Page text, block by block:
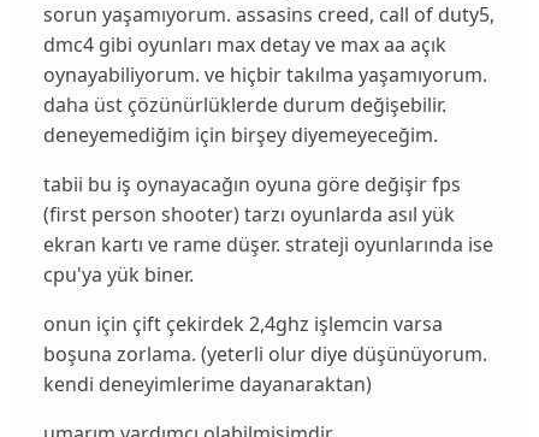
sorun yaşamıyorum. assasins creed, call of duty5,
dmc4 gibi oyunları max detay ve max aa açık
oynayabiliyorum. ve hiçbir takılma yaşamıyorum.
daha üst çözünürlüklerde durum değişebilir.
deneyemediğim için birşey diyemeyeceğim.
tabii bu iş oynayacağın oyuna göre değişir fps
(first person shooter) tarzı oyunlarda asıl yük
ekran kartı ve rame düşer. strateji oyunlarında ise
cpu'ya yük biner.
onun için çift çekirdek 2,4ghz işlemcin varsa
boşuna zorlama. (yeterli olur diye düşünüyorum.
kendi deneyimlerime dayanaraktan)